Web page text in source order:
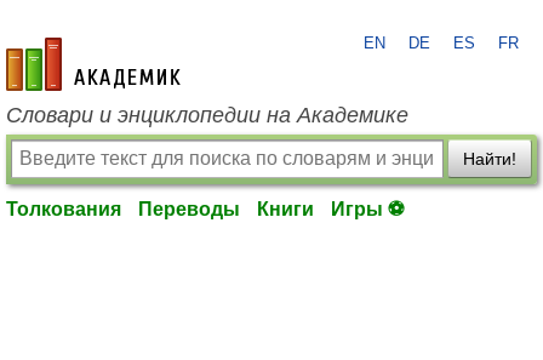
academic.ru
EN DE ES FR
Словари и энциклопедии на Академике
Найти!
Толкования Переводы Книги Игры ⚽